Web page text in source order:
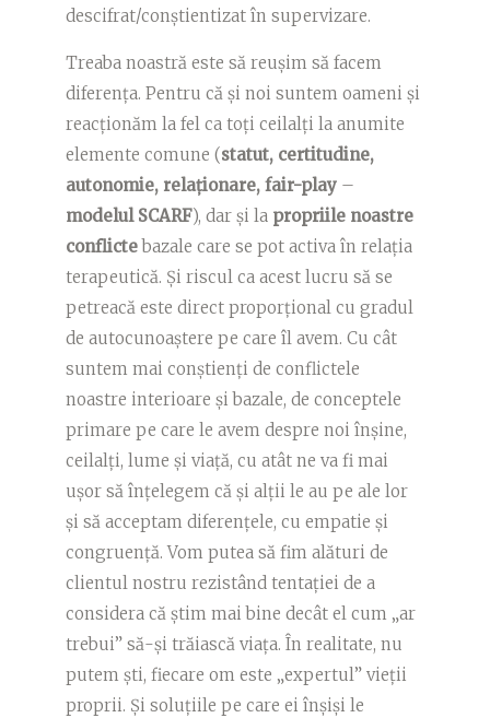
descifrat/conștientizat în supervizare.
Treaba noastră este să reușim să facem
diferența. Pentru că și noi suntem oameni și
reacționăm la fel ca toți ceilalți la anumite
elemente comune (statut, certitudine,
autonomie, relaționare, fair-play –
modelul SCARF), dar și la propriile noastre
conflictebazale care se pot activa în relația
terapeutică. Și riscul ca acest lucru să se
petreacă este direct proporțional cu gradul
de autocunoaștere pe care îl avem. Cu cât
suntem mai conștienți de conflictele
noastre interioare și bazale, de conceptele
primare pe care le avem despre noi înșine,
ceilalți, lume și viață, cu atât ne va fi mai
ușor să înțelegem că și alții le au pe ale lor
și să acceptam diferențele, cu empatie și
congruență. Vom putea să fim alături de
clientul nostru rezistând tentației de a
considera că știm mai bine decât el cum „ar
trebui” să-și trăiască viața. În realitate, nu
putem ști, fiecare om este „expertul” vieții
proprii. Și soluțiile pe care ei înșiși le